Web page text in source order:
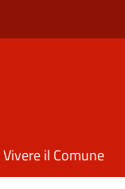
Vivere il Comune